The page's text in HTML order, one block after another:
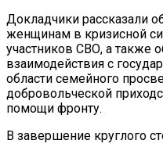
Докладчики рассказали
женщинам в кризисной
участников СВО, а также
взаимодействия с
области семейного
добровольческой
помощи фронту.
В завершение круглого